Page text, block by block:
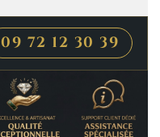
09 72 12 30 39